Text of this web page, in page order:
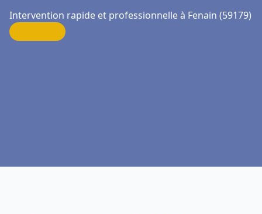
Intervention rapide et professionnelle à Fenain (59179)